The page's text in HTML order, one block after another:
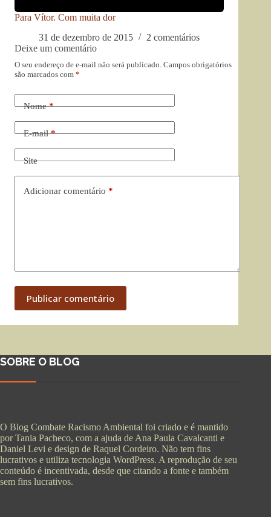
Para Vítor. Com muita dor
31 de dezembro de 2015
2 comentários
Deixe um comentário
O seu endereço de e-mail não será publicado. Campos obrigatórios
são marcados com *
Nome*
E-mail*
Site
Adicionar comentário *
Publicar comentário
SOBRE O BLOG
O Blog Combate Racismo Ambiental foi criado e é mantido
por Tania Pacheco, com a ajuda de Ana Paula Cavalcanti e
Daniel Levi e design de Raquel Cordeiro. Não tem fins
lucrativos e utiliza tecnologia WordPress. A reprodução de seu
conteúdo é incentivada, desde que citando a fonte e também
sem fins lucrativos.